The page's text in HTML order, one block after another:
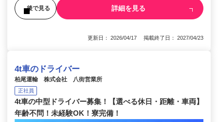
後で見る 詳細を見る
更新日： 2026/04/17 掲載終了日： 2027/04/23
4t車のドライバー
柏尾運輸 株式会社 八街営業所
正社員
4t車の中型ドライバー募集！【選べる休日・距離・車両】
年齢不問！未経験OK！寮完備！